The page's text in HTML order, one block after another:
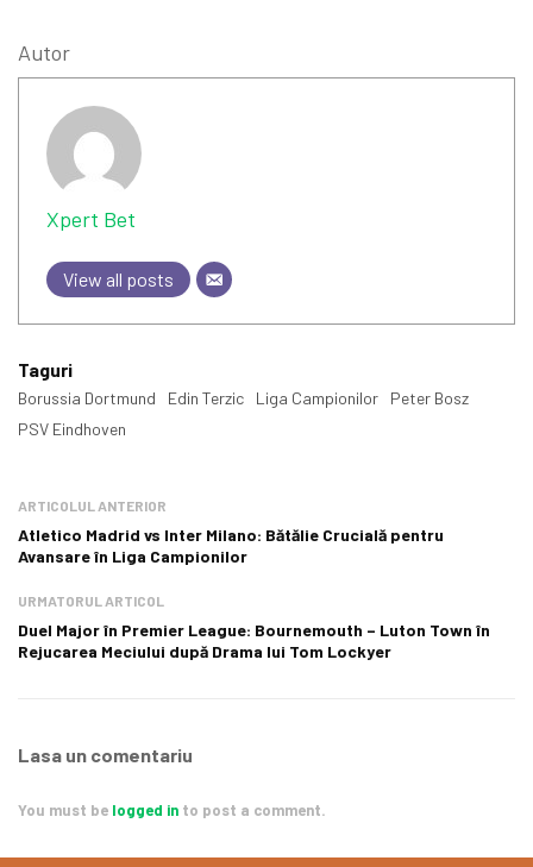
Autor
Xpert Bet
View all posts
Taguri
Borussia Dortmund Edin Terzic Liga Campionilor
Peter Bosz
PSV Eindhoven
ARTICOLUL ANTERIOR
Atletico Madrid vs Inter Milano: Bătălie Crucială pentru
Avansare în Liga Campionilor
URMATORUL ARTICOL
Duel Major în Premier League: Bournemouth – Luton Town în
Rejucarea Meciului după Drama lui Tom Lockyer
Lasa un comentariu
You must be logged in to post a comment.